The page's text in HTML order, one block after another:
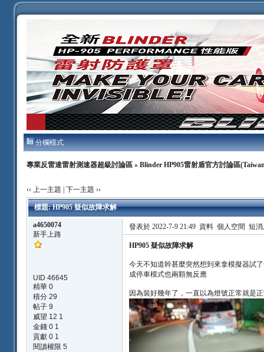
分欄模式
專業反雷達雷射測速器超級討論區» Blinder HP905雷射盾官方討論區
‹‹ 上一主題 下一主題 ››
標題: HP905 疑似故障求解
a4650074
新手上路
UID 46645
精華 0
積分 29
帖子 9
威望 12 1
金錢 0 1
貢獻 0 1
閱讀權限 5
發表於 2022-7-9 21:49 資料 個人空間 短消
HP905 疑似故障求解
今天不知道幹甚麼突然想到來拿模擬器試
成停車模式也兩顆無反應
因為裝好幾年了，一直以為燈號正常就是